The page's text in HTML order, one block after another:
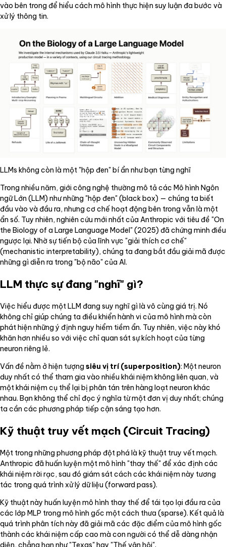
vào bên trong để hiểu cách mô hình thực hiện suy luận đa bước và
xử lý thông tin.
LLMs không còn là một "hộp đen" bí ẩn như bạn từng nghĩ
Trong nhiều năm, giới công nghệ thường mô tả các Mô hình Ngôn
ngữ Lớn (LLM) như những "hộp đen" (black box) — chúng ta biết
đầu vào và đầu ra, nhưng cơ chế hoạt động bên trong vẫn là một
ẩn số. Tuy nhiên, nghiên cứu mới nhất của Anthropic với tiêu đề "On
the Biology of a Large Language Model" (2025) đã chứng minh điều
ngược lại. Nhờ sự tiến bộ của lĩnh vực "giải thích cơ chế"
(mechanistic interpretability), chúng ta đang bắt đầu giải mã được
những gì diễn ra trong "bộ não" của AI.
LLM thực sự đang "nghĩ" gì?
Việc hiểu được một LLM đang suy nghĩ gì là vô cùng giá trị. Nó
không chỉ giúp chúng ta điều khiển hành vi của mô hình mà còn
phát hiện những ý định nguy hiểm tiềm ẩn. Tuy nhiên, việc này khó
khăn hơn nhiều so với việc chỉ quan sát sự kích hoạt của từng
neuron riêng lẻ.
Vấn đề nằm ở hiện tượng siêu vị trí (superposition): Một neuron
duy nhất có thể tham gia vào nhiều khái niệm không liên quan, và
một khái niệm cụ thể lại bị phân tán trên hàng loạt neuron khác
nhau. Bạn không thể chỉ đọc ý nghĩa từ một đơn vị duy nhất; chúng
ta cần các phương pháp tiếp cận sáng tạo hơn.
Kỹ thuật truy vết mạch (Circuit Tracing)
Một trong những phương pháp đột phá là kỹ thuật truy vết mạch.
Anthropic đã huấn luyện một mô hình "thay thế" để xác định các
khái niệm rời rạc, sau đó giám sát cách các khái niệm này tương
tác trong quá trình xử lý dữ liệu (forward pass).
Kỹ thuật này huấn luyện mô hình thay thế để tái tạo lại đầu ra của
các lớp MLP trong mô hình gốc một cách thưa (sparse). Kết quả là
quá trình phân tích này đã giải mã các đặc điểm của mô hình gốc
thành các khái niệm cấp cao mà con người có thể dễ dàng nhận
diện, chẳng hạn như "Texas" hay "Thế vận hội".